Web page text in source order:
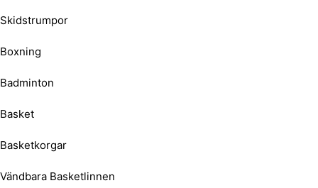
Skidstrumpor
Boxning
Badminton
Basket
Basketkorgar
Vändbara Basketlinnen